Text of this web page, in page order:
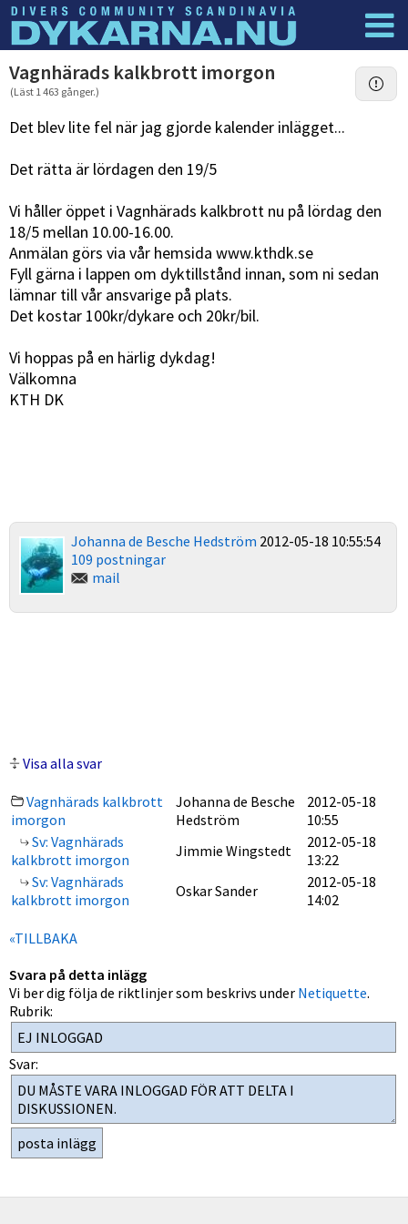
Dyknyheter Logga in
Vagnhärads kalkbrott imorgon
(Läst 1 463 gånger.)
Det blev lite fel när jag gjorde kalender inlägget...
Det rätta är lördagen den 19/5
Vi håller öppet i Vagnhärads kalkbrott nu på lördag den
18/5 mellan 10.00-16.00.
Anmälan görs via vår hemsida www.kthdk.se
Fyll gärna i lappen om dyktillstånd innan, som ni sedan
lämnar till vår ansvarige på plats.
Det kostar 100kr/dykare och 20kr/bil.
Vi hoppas på en härlig dykdag!
Välkomna
KTH DK
Johanna de Besche Hedström 2012-05-18 10:55:54
109 postningar
mail
Visa alla svar
Vagnhärads kalkbrott
imorgon
Johanna de Besche
Hedström
2012-05-18
10:55
Sv: Vagnhärads
kalkbrott imorgon
Jimmie Wingstedt
2012-05-18
13:22
Sv: Vagnhärads
kalkbrott imorgon
Oskar Sander
2012-05-18
14:02
«TILLBAKA
Svara på detta inlägg
Vi ber dig följa de riktlinjer som beskrivs under Netiquette.
Rubrik:
Svar: